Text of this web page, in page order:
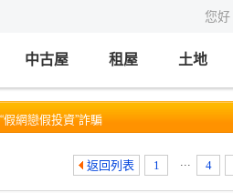
您
中古屋 租屋 土地
網戀假投資”詐騙
返回列表 1 ... 4